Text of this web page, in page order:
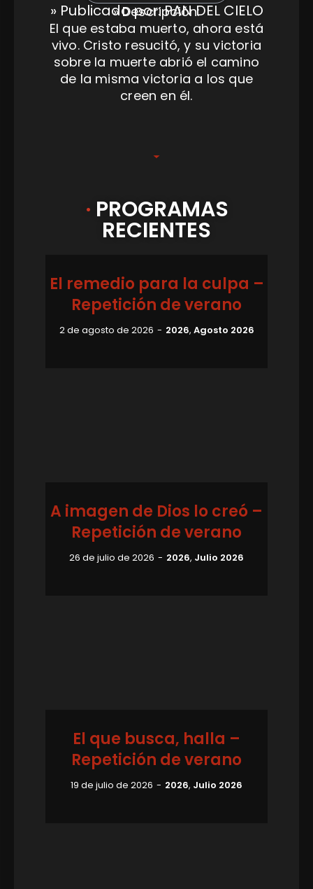
» Publicado por: PAN DEL CIELO
» Descripción:
El que estaba muerto, ahora está
vivo. Cristo resucitó, y su victoria
sobre la muerte abrió el camino
de la misma victoria a los que
creen en él.
· PROGRAMAS
RECIENTES
El remedio para la culpa –
Repetición de verano
2 de agosto de 2026 2026, Agosto 2026
A imagen de Dios lo creó –
Repetición de verano
26 de julio de 2026 2026, Julio 2026
El que busca, halla –
Repetición de verano
19 de julio de 2026 2026, Julio 2026